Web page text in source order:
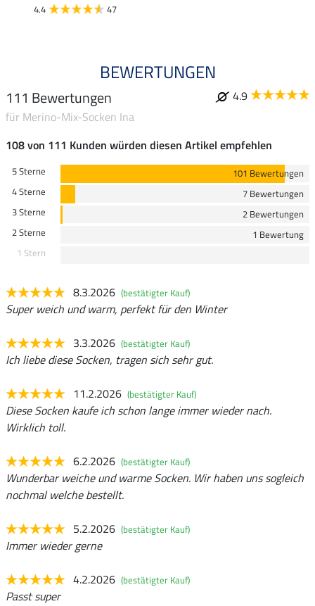
4.4 47
BEWERTUNGEN
111 Bewertungen
4.9
für Merino-Mix-Socken Ina
108 von 111 Kunden würden diesen Artikel empfehlen
5 Sterne
101 Bewertungen
4 Sterne
7 Bewertungen
3 Sterne
2 Bewertungen
2 Sterne
1 Bewertung
1 Stern
8.3.2026 (bestätigter Kauf)
Super weich und warm, perfekt für den Winter
3.3.2026 (bestätigter Kauf)
Ich liebe diese Socken, tragen sich sehr gut.
11.2.2026 (bestätigter Kauf)
Diese Socken kaufe ich schon lange immer wieder nach.
Wirklich toll.
6.2.2026 (bestätigter Kauf)
Wunderbar weiche und warme Socken. Wir haben uns sogleich
nochmal welche bestellt.
5.2.2026 (bestätigter Kauf)
Immer wieder gerne
4.2.2026 (bestätigter Kauf)
Passt super